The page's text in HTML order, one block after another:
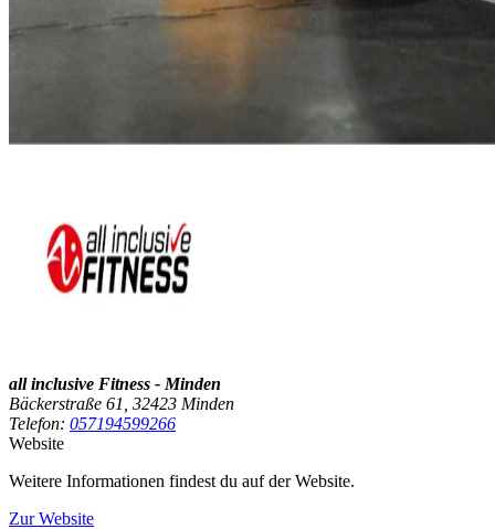
all inclusive Fitness - Minden
Bäckerstraße 61, 32423 Minden
Telefon: 057194599266
Website
Weitere Informationen findest du auf der Website.
Zur Website